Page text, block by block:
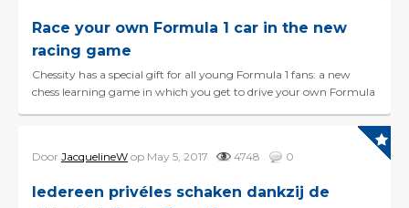
Race your own Formula 1 car in the new
racing game
Chessity has a special gift for all young Formula 1 fans: a new
chess learning game in which you get to drive your own Formula
Door JacquelineW op May 5, 2017 4748 0
Iedereen privéles schaken dankzij de